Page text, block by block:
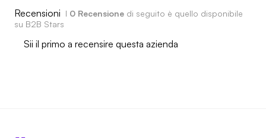
Recensioni I 0 Recensione di seguito è quello disponibile
su B2B Stars
Sii il primo a recensire questa azienda